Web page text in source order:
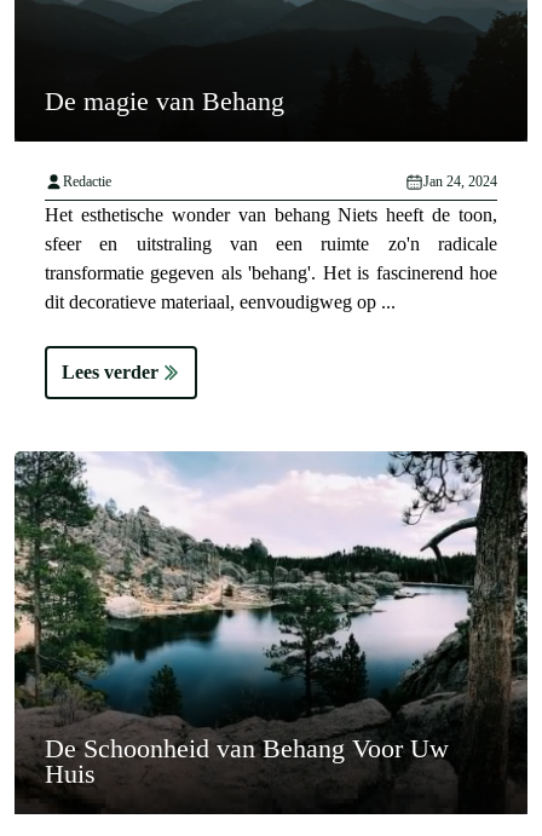
De magie van Behang
Redactie Jan 24, 2024
Het esthetische wonder van behang Niets heeft de toon,
sfeer en uitstraling van een ruimte zo'n radicale
transformatie gegeven als 'behang'. Het is fascinerend hoe
dit decoratieve materiaal, eenvoudigweg op ...
Lees verder
De Schoonheid van Behang Voor Uw
Huis